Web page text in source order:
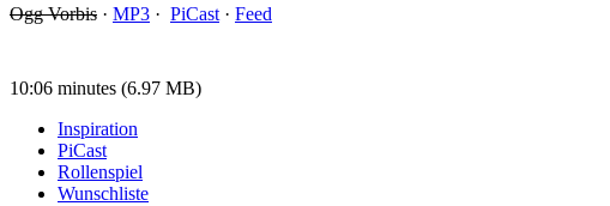
Ogg Vorbis · MP3 · PiCast · Feed
10:06 minutes (6.97 MB)
Inspiration
PiCast
Rollenspiel
Wunschliste